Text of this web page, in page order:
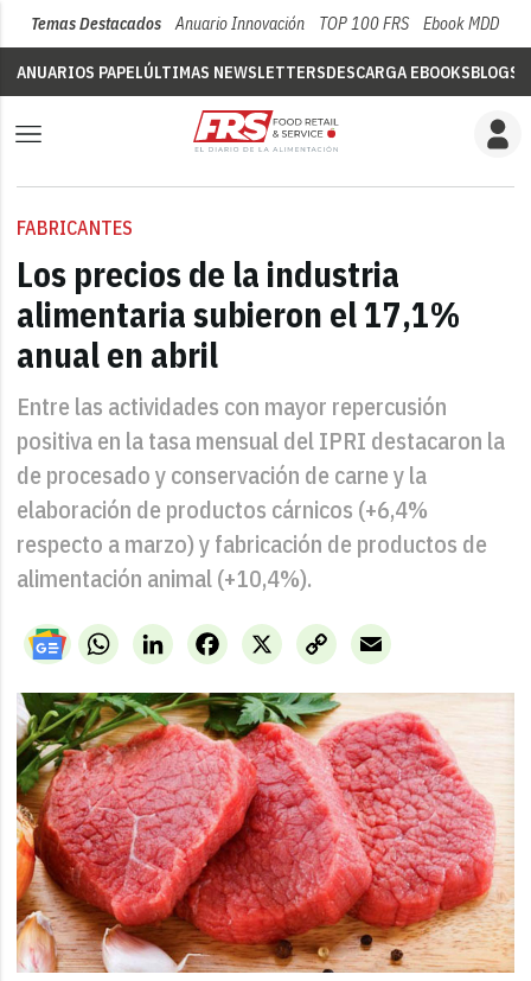
Temas Destacados Anuario Innovación TOP 100 FRS Ebook MDD
ANUARIOS PAPELÚLTIMAS NEWSLETTERSDESCARGA EBOOKSBLOGS
FABRICANTES
Los precios de la industria
alimentaria subieron el 17,1%
anual en abril
Entre las actividades con mayor repercusión
positiva en la tasa mensual del IPRI destacaron la
de procesado y conservación de carne y la
elaboración de productos cárnicos (+6,4%
respecto a marzo) y fabricación de productos de
alimentación animal (+10,4%).
WhatsAppLinkedIn X
Facebook
Copy
Link
Email